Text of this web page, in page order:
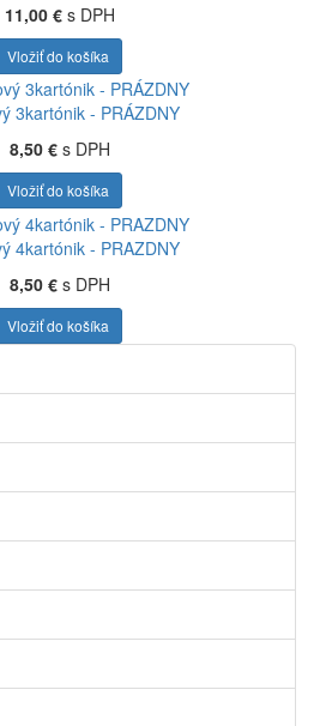
11,00 € s DPH
Vložiť do košíka
3kartónik - PRÁZDNY
8,50 € s DPH
Vložiť do košíka
4kartónik - PRAZDNY
8,50 € s DPH
Vložiť do košíka